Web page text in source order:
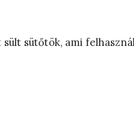
sütőtök, ami